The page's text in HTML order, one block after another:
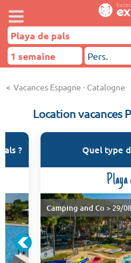
Vacances Espagne - Catalogne
Location vacances
? Quel type
Playa
Camping and Co > 29/